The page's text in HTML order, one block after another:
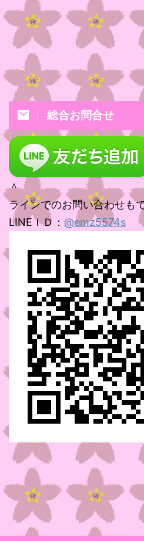
総合お問合せ
＾
ラインでのお問い合わせも
LINEＩＤ： @emz5574s